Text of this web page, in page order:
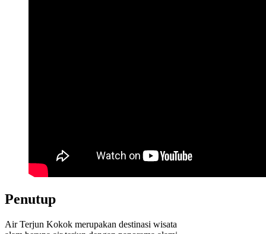
Penutup
Air Terjun Kokok merupakan destinasi wisata